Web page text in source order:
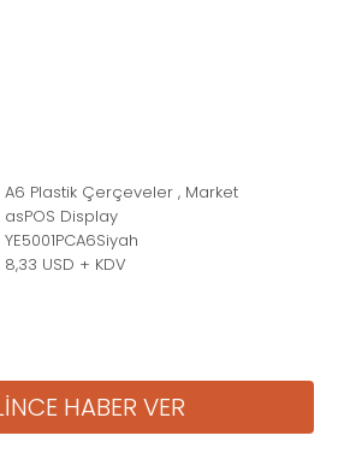
A6 Plastik Çerçeveler , Market
asPOS Display
YE5001PCA6Siyah
8,33 USD + KDV
HABER VER